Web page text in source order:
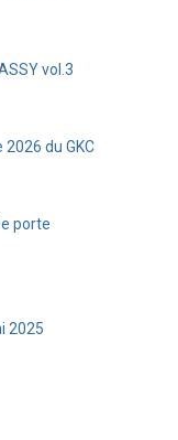
vol.3
du GKC
porte
2025